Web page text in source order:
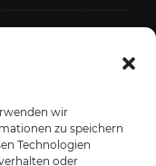
wir
zu speichern
Technologien
oder